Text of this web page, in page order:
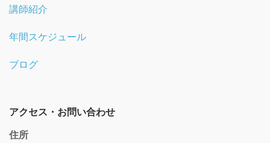
講師紹介
年間スケジュール
ブログ
アクセス・お問い合わせ
住所